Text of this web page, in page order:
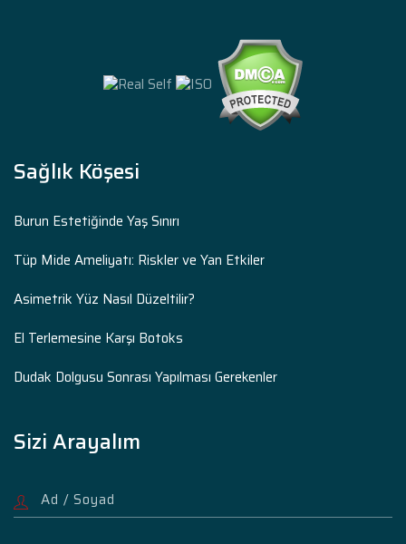
Sağlık Köşesi
Burun Estetiğinde Yaş Sınırı
Tüp Mide Ameliyatı: Riskler ve Yan Etkiler
Asimetrik Yüz Nasıl Düzeltilir?
El Terlemesine Karşı Botoks
Dudak Dolgusu Sonrası Yapılması Gerekenler
Sizi Arayalım